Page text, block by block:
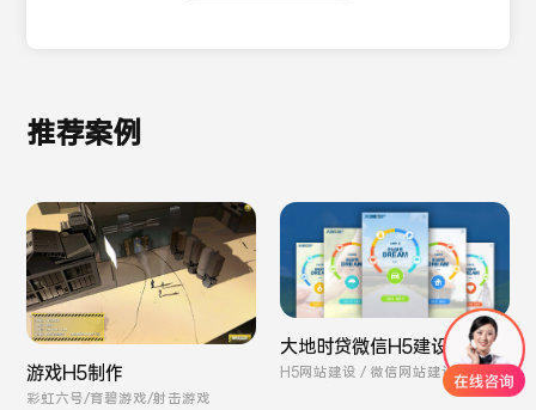
推荐案例
游戏H5制作
彩虹六号/育碧游戏/射击游戏
大地时贷微信H5建设
H5网站建设 / 微信网站建设 / 金融